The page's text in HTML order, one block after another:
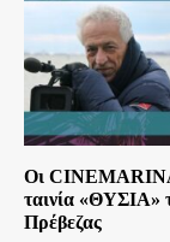
Οι
ταινία
Πρέβεζας